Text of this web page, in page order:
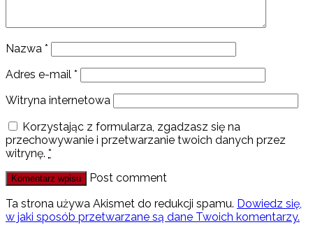
Nazwa *
Adres e-mail *
Witryna internetowa
Korzystając z formularza, zgadzasz się na
przechowywanie i przetwarzanie twoich danych przez
witrynę. *
Post comment
Ta strona używa Akismet do redukcji spamu. Dowiedz się,
w jaki sposób przetwarzane są dane Twoich komentarzy.